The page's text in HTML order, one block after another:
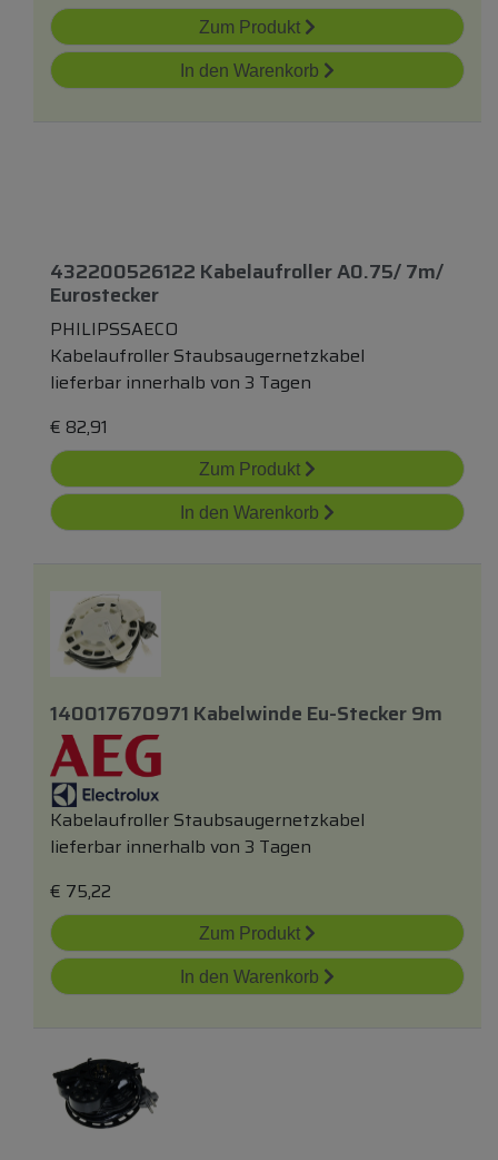
Zum Produkt
In den Warenkorb
432200526122 Kabelaufroller A0.75/ 7m/
Eurostecker
PHILIPSSAECO
Kabelaufroller Staubsaugernetzkabel
lieferbar innerhalb von 3 Tagen
€ 82,91
Zum Produkt
In den Warenkorb
140017670971 Kabelwinde Eu-Stecker 9m
Kabelaufroller Staubsaugernetzkabel
lieferbar innerhalb von 3 Tagen
€ 75,22
Zum Produkt
In den Warenkorb